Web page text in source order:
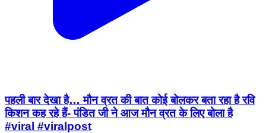
पहली बार देखा है… मौन व्रत की बात कोई बोलकर बता रहा है रवि
किशन कह रहे हैं- पंडित जी ने आज मौन व्रत के लिए बोला है
#viral #viralpost